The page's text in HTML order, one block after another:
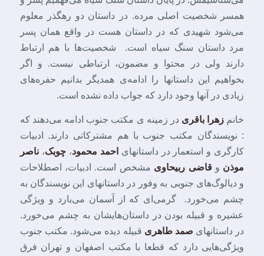
همسر شخصیت اصلی مرده. در داستان دو رهگذر معلوم
می‌شود شهیدی که در داستان هست در واقع همان پسر
مرد داستان سنگ سیاه است. شخصیت‌ها با هم ارتباط
دارند ولی در محتوا و مضمون، ارتباطی نیست. و اگر
بخواهیم این داستانها را ادامه‌ی همدیگر بدانیم حفره‌های
زیادی در آنها وجود دارد که جواب داده نشده است.
خانم زهرا باقری در زمینه ی مکتب جنوب ادامه می‌دهند که
: نویسندگان مکتب جنوب با هم مشترکاتی دارند. ادبیات
کارگری و استعمار در داستانهای احمد محمود،چوبک،ناصر
موذن و قاضی ربیحاوی مشخص است. ادبیات، اصطلاحات
و دیالوگ‌های جنوبی به وفور در داستانهای این نویسندگان به
چشم می‌خورد. گرمی‌ای که از آسمان می‌بارد و ویژگی
عشیره و قبیله بودن در داستان‌هایشان به چشم می‌خورد.
در داستانهای صمد طاهری قبیله دیده می‌شود. مکتب جنوب
ویژگی‌هایی دارد که قطعا با مکتب اصفهان و تهران فرق